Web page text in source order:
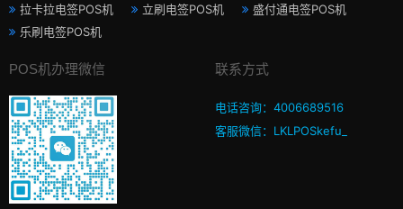
拉卡拉电签POS机 立刷电签POS机
盛付通电签POS机
乐刷电签POS机
POS机办理微信 联系方式
电话咨询：4006689516
客服微信：LKLPOSkefu_